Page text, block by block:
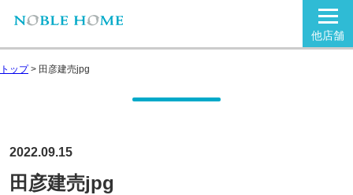
他店舗
トップ> 田彦建売jpg
2022.09.15
田彦建売jpg